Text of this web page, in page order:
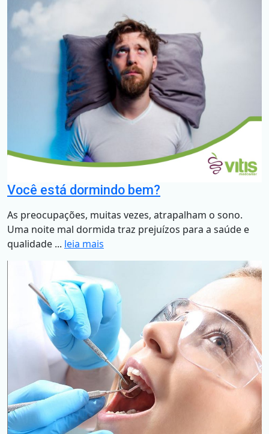
Você está dormindo bem?
As preocupações, muitas vezes, atrapalham o sono.
Uma noite mal dormida traz prejuízos para a saúde e
qualidade ... leia mais